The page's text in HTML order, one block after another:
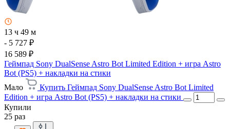
13 ч 49 м
- 5 727 ₽
16 589 ₽
Геймпад Sony DualSense Astro Bot Limited Edition + игра Astro
Bot (PS5) + накладки на стики
Мало
Купить Геймпад Sony DualSense Astro Bot Limited
Edition + игра Astro Bot (PS5) + накладки на стики
Купили
25 раз